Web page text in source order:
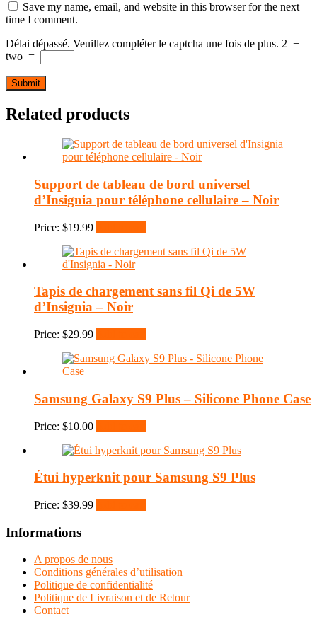
Save my name, email, and website in this browser for the next
time I comment.
Délai dépassé. Veuillez compléter le captcha une fois de plus. 2 −
two =
Related products
Support de tableau de bord universel
d’Insignia pour téléphone cellulaire – Noir
Price: $19.99
Tapis de chargement sans fil Qi de 5W
d’Insignia – Noir
Price: $29.99
Samsung Galaxy S9 Plus – Silicone Phone Case
Price: $10.00
Étui hyperknit pour Samsung S9 Plus
Price: $39.99
Informations
A propos de nous
Conditions générales d’utilisation
Politique de confidentialité
Politique de Livraison et de Retour
Contact